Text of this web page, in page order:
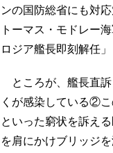
ンの国防総省にも対
トーマス・モドレー
ロジア艦長即刻解任
ところが、艦長直訴
くが感染している②
といった窮状を訴え
を肩にかけブリッジ